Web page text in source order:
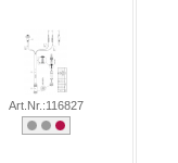
Art.Nr.:116827